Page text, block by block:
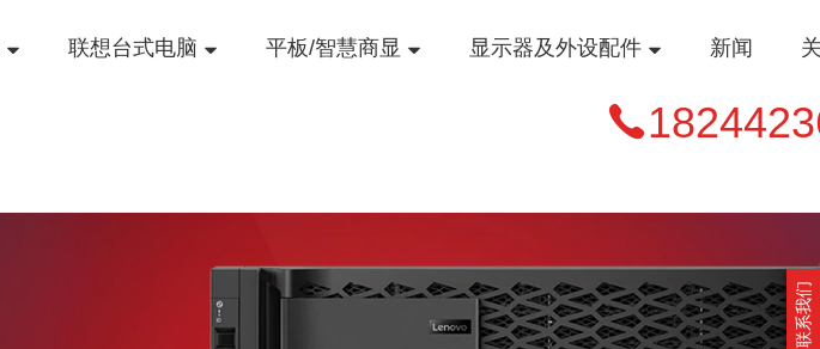
联想台式电脑 平板/智慧商显 显示器及外设配件 新闻
联系我们